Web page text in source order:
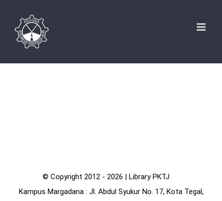
content
© Copyright 2012 - 2026 | Library PKTJ
Kampus Margadana: Jl. Abdul Syukur No. 17, Kota Tegal,